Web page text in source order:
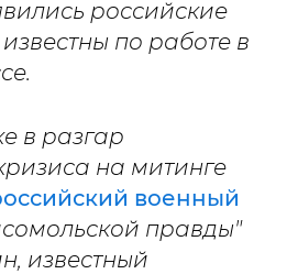
российские
по работе в
в разгар
на митинге
военный
правды"
известный